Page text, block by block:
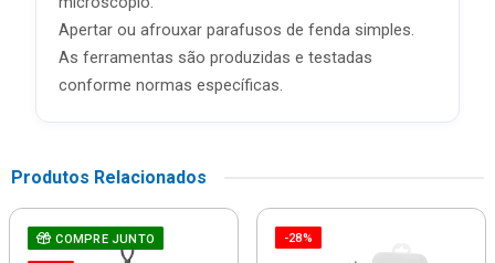
Apertar ou afrouxar parafusos de fenda simples.
As ferramentas são produzidas e testadas
conforme normas específicas.
Produtos Relacionados
COMPRE JUNTO -28%